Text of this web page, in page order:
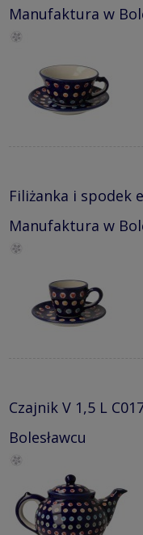
Manufaktura w
Filiżanka i spodek
Manufaktura w
Czajnik V 1,5 L
Bolesławcu